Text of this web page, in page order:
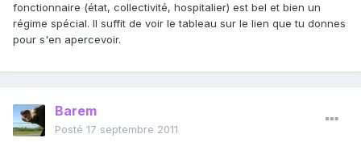
fonctionnaire (état, collectivité, hospitalier) est bel et bien un
régime spécial. Il suffit de voir le tableau sur le lien que tu donnes
pour s'en apercevoir.
Barem
Posté 17 septembre 2011